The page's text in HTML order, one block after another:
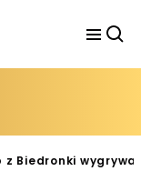
z Biedronki